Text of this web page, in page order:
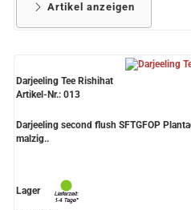
Artikel anzeigen
Darjeeling Tee Rishihat
Artikel-Nr.: 013
Darjeeling second flush SFTGFOP
malzig..
Lager